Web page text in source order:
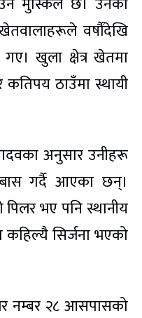
वर्षौंदेखि
खुला क्षेत्र खेतमा
ठाउँमा स्थायी
अनुसार उनीहरू
गर्दै आएका छन्।
भए पनि स्थानीय
कहिल्यै सिर्जना भएको
नम्बर २८ आसपासको